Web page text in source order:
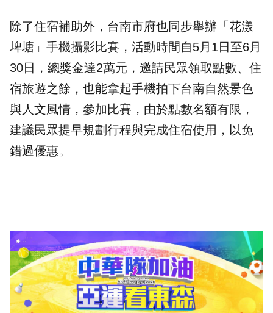
除了住宿補助外，台南市府也同步舉辦「花漾
埤塘」手機攝影比賽，活動時間自5月1日至6月
30日，總獎金達2萬元，邀請民眾領取點數、住
宿旅遊之餘，也能拿起手機拍下台南自然景色
與人文風情，參加比賽，由於點數名額有限，
建議民眾提早規劃行程與完成住宿使用，以免
錯過優惠。